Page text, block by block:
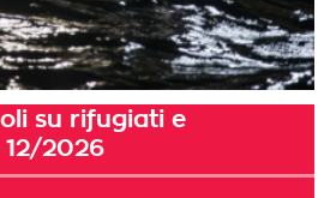
su rifugiati e
2026